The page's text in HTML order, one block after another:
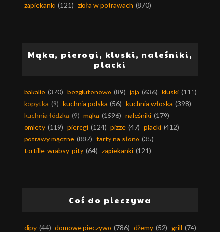
zapiekanki (121) zioła w potrawach (870)
Mąka, pierogi, kluski, naleśniki,
placki
bakalie (370) bezglutenowo (89) jaja (636) kluski (111)
kopytka (9) kuchnia polska (56) kuchnia włoska (398)
kuchnia łódzka (9) mąka (1596) naleśniki (179)
omlety (119) pierogi (124) pizze (47) placki (412)
potrawy mączne (887) tarty na słono (35)
tortille-wrabsy-pity (64) zapiekanki (121)
Coś do pieczywa
dipy (44) domowe pieczywo (786) dżemy (52) grill (74)